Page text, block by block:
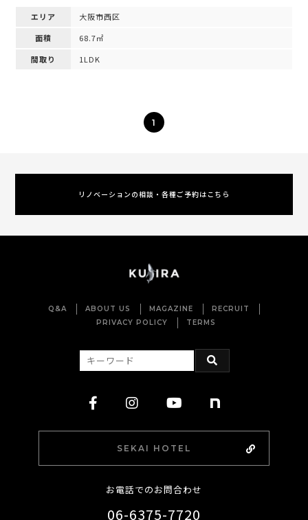
エリア
大阪市西区
面積
68.7㎡
間取り
1LDK
1
リノベーションの相談・各種ご予約はこちら
Q&A ABOUT US MAGAZINE
RECRUIT
PRIVACY POLICY
TERMS
SEKAI HOTEL
お電話でのお問合わせ
06-6375-7720